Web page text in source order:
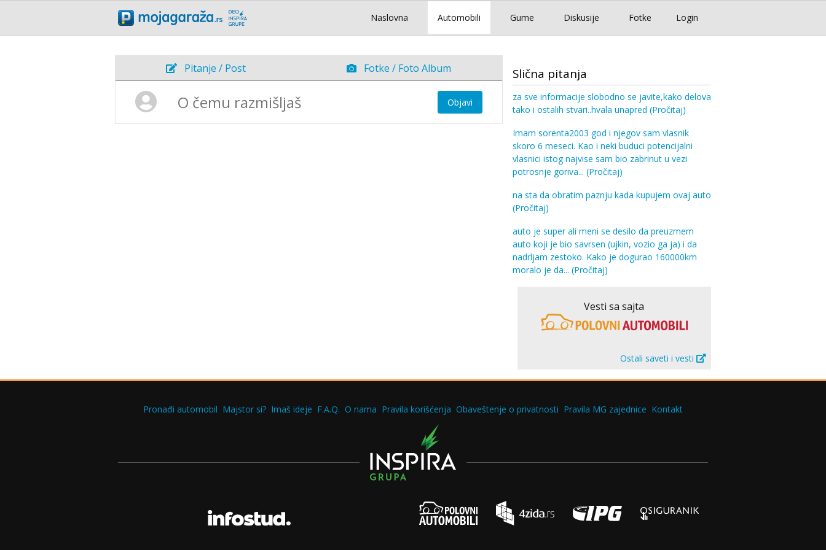
Login
Naslovna Automobili Gume Diskusije Fotke
Pitanje / Post Fotke / Foto Album
Objavi
Slična pitanja
za sve informacije slobodno se javite,kako delova
tako i ostalih stvari..hvala unapred (Pročitaj)
Imam sorenta2003 god i njegov sam vlasnik
skoro 6 meseci. Kao i neki buduci potencijalni
vlasnici istog najvise sam bio zabrinut u vezi
potrosnje goriva... (Pročitaj)
na sta da obratim paznju kada kupujem ovaj auto
(Pročitaj)
auto je super ali meni se desilo da preuzmem
auto koji je bio savrsen (ujkin, vozio ga ja) i da
nadrljam zestoko. Kako je dogurao 160000km
moralo je da... (Pročitaj)
Vesti sa sajta
Ostali saveti i vesti
Pronađi automobil Majstor si? Imaš ideje F.A.Q. O nama Pravila korišćenja Obaveštenje o privatnosti Pravila MG zajednice Kontakt